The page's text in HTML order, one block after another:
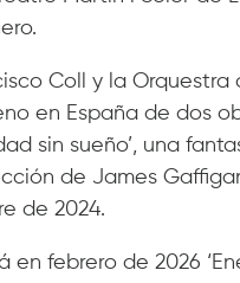
Coll y la
en España de dos
sin sueño’, una
de James
de 2024.
en febrero de 2026